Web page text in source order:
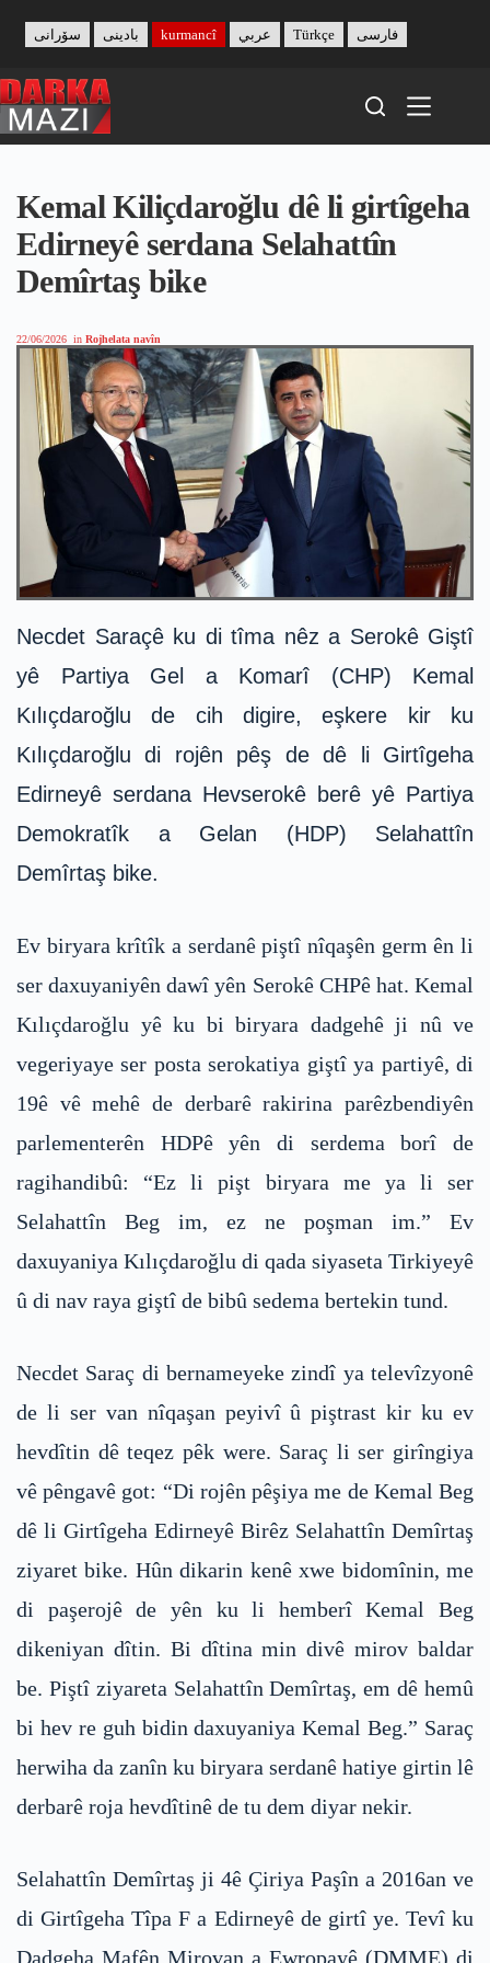
content
بادینی سۆرانی kurmancî عربي Türkçe فارسی
Kemal Kiliçdaroğlu dê li girtîgeha
Edirneyê serdana Selahattîn
Demîrtaş bike
22/06/2026 in Rojhelata navîn
Necdet Saraçê ku di tîma nêz a Serokê Giştî
yê Partiya Gel a Komarî (CHP) Kemal
Kılıçdaroğlu de cih digire, eşkere kir ku
Kılıçdaroğlu di rojên pêş de dê li Girtîgeha
Edirneyê serdana Hevserokê berê yê Partiya
Demokratîk a Gelan (HDP) Selahattîn
Demîrtaş bike.
Ev biryara krîtîk a serdanê piştî nîqaşên germ ên li
ser daxuyaniyên dawî yên Serokê CHPê hat. Kemal
Kılıçdaroğlu yê ku bi biryara dadgehê ji nû ve
vegeriyaye ser posta serokatiya giştî ya partiyê, di
19ê vê mehê de derbarê rakirina parêzbendiyên
parlementerên HDPê yên di serdema borî de
ragihandibû: “Ez li pişt biryara me ya li ser
Selahattîn Beg im, ez ne poşman im.” Ev
daxuyaniya Kılıçdaroğlu di qada siyaseta Tirkiyeyê
û di nav raya giştî de bibû sedema bertekin tund.
Necdet Saraç di bernameyeke zindî ya televîzyonê
de li ser van nîqaşan peyivî û piştrast kir ku ev
hevdîtin dê teqez pêk were. Saraç li ser girîngiya
vê pêngavê got: “Di rojên pêşiya me de Kemal Beg
dê li Girtîgeha Edirneyê Birêz Selahattîn Demîrtaş
ziyaret bike. Hûn dikarin kenê xwe bidomînin, me
di paşerojê de yên ku li hemberî Kemal Beg
dikeniyan dîtin. Bi dîtina min divê mirov baldar
be. Piştî ziyareta Selahattîn Demîrtaş, em dê hemû
bi hev re guh bidin daxuyaniya Kemal Beg.” Saraç
herwiha da zanîn ku biryara serdanê hatiye girtin lê
derbarê roja hevdîtinê de tu dem diyar nekir.
Selahattîn Demîrtaş ji 4ê Çiriya Paşîn a 2016an ve
di Girtîgeha Tîpa F a Edirneyê de girtî ye. Tevî ku
Dadgeha Mafên Mirovan a Ewropayê (DMME) di